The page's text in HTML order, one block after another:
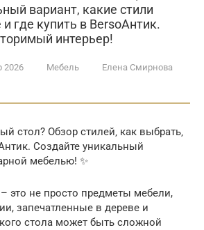
вариант, какие стили
где купить в BersoАнтик.
интерьер!
2026 Мебель Елена Смирнова
стол? Обзор стилей‚ как выбрать‚
Создайте уникальный
мебелью! ✨
это не просто предметы мебели,
запечатленные в дереве и
стола может быть сложной